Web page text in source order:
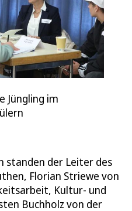
Jüngling im
standen der Leiter des
Florian Striewe von
Kultur- und
Buchholz von der